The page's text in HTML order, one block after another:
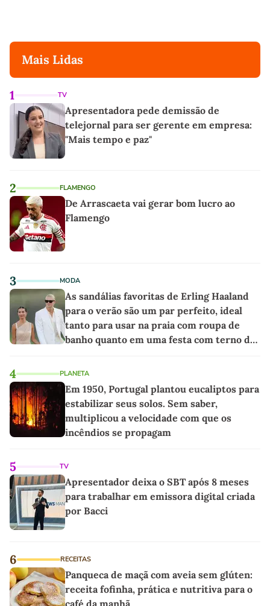
Mais Lidas
1 TV
Apresentadora pede demissão de
telejornal para ser gerente em empresa:
"Mais tempo e paz"
2 FLAMENGO
De Arrascaeta vai gerar bom lucro ao
Flamengo
3 MODA
As sandálias favoritas de Erling Haaland
para o verão são um par perfeito, ideal
tanto para usar na praia com roupa de
banho quanto em uma festa com terno de
4 PLANETA
Em 1950, Portugal plantou eucaliptos para
estabilizar seus solos. Sem saber,
multiplicou a velocidade com que os
incêndios se propagam
5 TV
Apresentador deixa o SBT após 8 meses
para trabalhar em emissora digital criada
por Bacci
6 RECEITAS
Panqueca de maçã com aveia sem glúten:
receita fofinha, prática e nutritiva para o
café da manhã